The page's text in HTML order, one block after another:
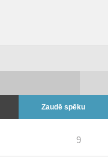
Zaudē spēku
9